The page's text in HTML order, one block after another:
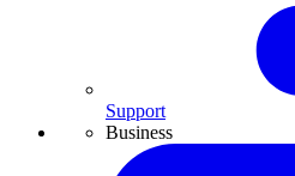
Support
Business